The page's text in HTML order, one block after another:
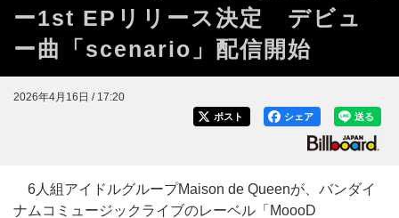
ー1st EPリリース決定 デビュ
ー曲「scenario」配信開始
2026年4月16日 / 17:20
送る
シェア
ポスト
6人組アイドルグループMaison de Queenが、バンダイ
ナムコミュージックライブのレーベル「MoooD